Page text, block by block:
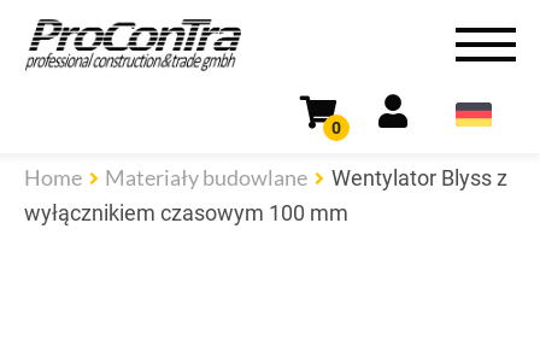
0
Home Materiały budowlane
Wentylator Blyss z
wyłącznikiem czasowym 100 mm